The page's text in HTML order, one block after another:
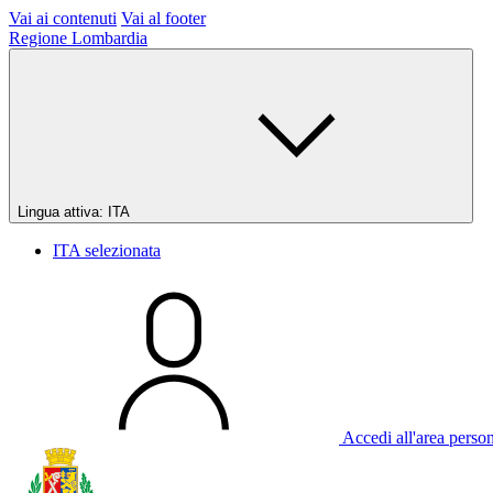
Vai ai contenuti Vai al footer
Regione Lombardia
Lingua attiva: ITA
ITA selezionata
Accedi all'area